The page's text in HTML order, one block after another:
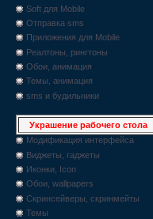
Soft для Mobile
Отправка sms
Приложения для Mobile
Реалтоны, рингтоны
Обои, анимация
Темы, анимация
sms и будильники
Украшение рабочего стола
Модификация интерфейса
Виджеты, гаджеты
Иконки, Icon
Обои, wallpapers
Скринсейверы, скринмейты
Темы